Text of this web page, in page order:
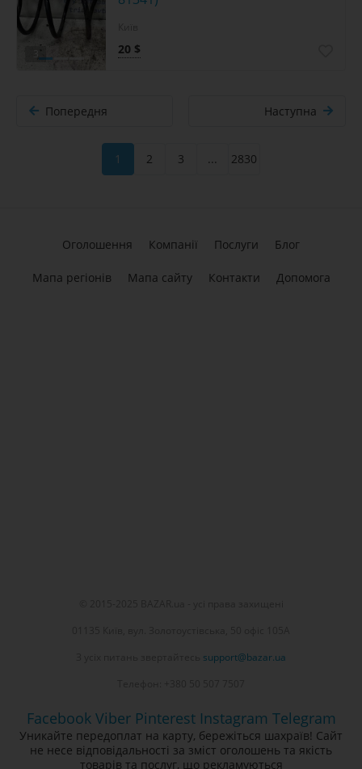
20 $
Попередня Наступна
1 2 3 ... 2830
support@bazar.ua
Оголошення Компанії Послуги Блог
Мапа регіонів Мапа сайту Контакти Допомога
Facebook Viber Pinterest Instagram Telegram
Уникайте передоплат на карту, бережіться шахраїв! Сайт
не несе відповідальності за зміст оголошень та якість
товарів та послуг, що рекламуються